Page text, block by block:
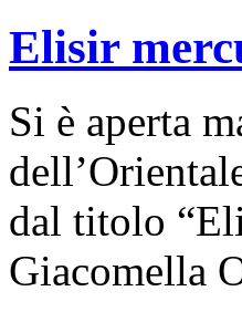
Elisir
Si è aperta
dal titolo
Giacomella